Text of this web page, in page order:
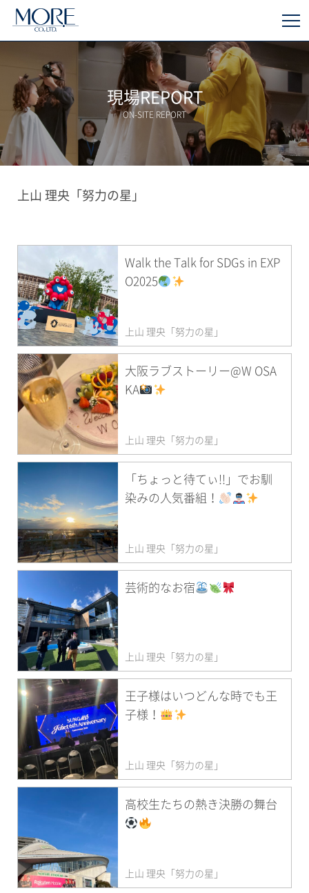
現場REPORT
ON-SITE REPORT
上山 理央「努力の星」
Walk the Talk for SDGs in EXP
O2025
上山 理央「努力の星」
大阪ラブストーリー@W OSA
KA
上山 理央「努力の星」
「ちょっと待てぃ!!」でお馴
染みの人気番組！
上山 理央「努力の星」
芸術的なお宿
上山 理央「努力の星」
王子様はいつどんな時でも王
子様！
上山 理央「努力の星」
高校生たちの熱き決勝の舞台
上山 理央「努力の星」